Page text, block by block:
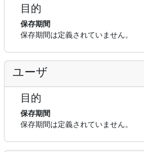
目的
保存期間
保存期間は定義されていません。
ユーザ
目的
保存期間
保存期間は定義されていません。